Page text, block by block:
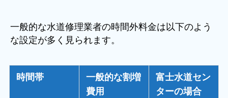
一般的な水道修理業者の時間外料金は以下のよう
な設定が多く見られます。
時間帯
一般的な割増
費用
富士水道セン
ターの場合